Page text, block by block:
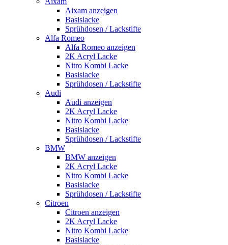
Aixam anzeigen
Basislacke
Sprühdosen / Lackstifte
Alfa Romeo
Alfa Romeo anzeigen
2K Acryl Lacke
Nitro Kombi Lacke
Basislacke
Sprühdosen / Lackstifte
Audi
Audi anzeigen
2K Acryl Lacke
Nitro Kombi Lacke
Basislacke
Sprühdosen / Lackstifte
BMW
BMW anzeigen
2K Acryl Lacke
Nitro Kombi Lacke
Basislacke
Sprühdosen / Lackstifte
Citroen
Citroen anzeigen
2K Acryl Lacke
Nitro Kombi Lacke
Basislacke